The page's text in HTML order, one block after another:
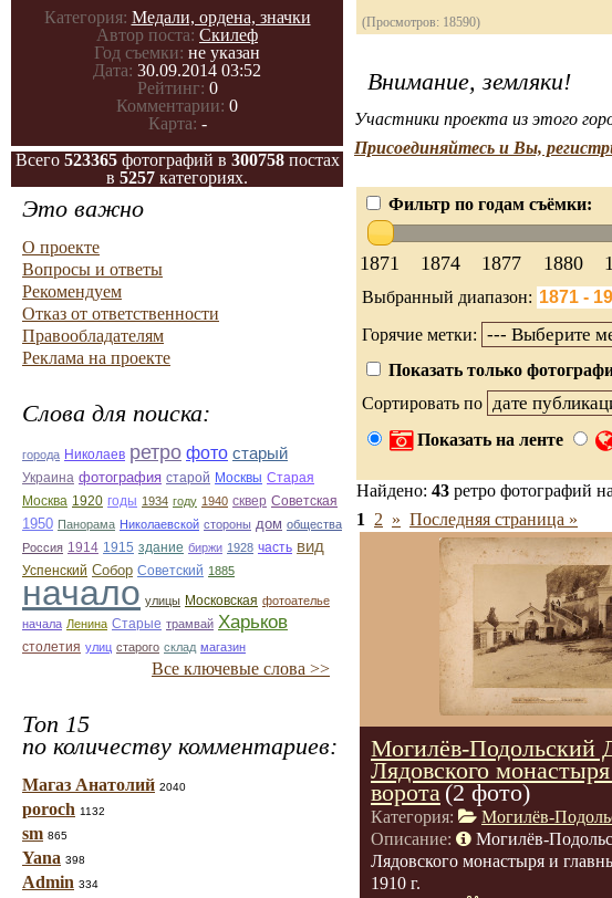
Категория: Медали, ордена, значки
Автор поста: Скилеф
Год съемки: не указан
Дата: 30.09.2014 03:52
Рейтинг: 0
Комментарии: 0
Карта: -
Всего 523365фотографий в 300758постах
в 5257 категориях.
Это важно
О проекте
Вопросы и ответы
Рекомендуем
Отказ от ответственности
Правообладателям
Реклама на проекте
Слова для поиска:
города Николаев ретро фото старый
Украина фотография старой Москвы Старая
Москва 1920 годы 1934 году 1940 сквер Советская
1950 Панорама Николаевской стороны дом общества
Россия 1914 1915 здание биржи 1928 часть вид
Успенский Собор Советский 1885
начало улицы Московская фотоателье
начала Ленина Старые трамвай Харьков
столетия улиц старого склад магазин
Все ключевые слова >>
Топ 15
по количеству комментариев:
Магаз Анатолий 2040
poroch 1132
sm 865
Yana 398
Admin 334
(Просмотров: 18590)
Внимание, земляки!
Участники проекта из этого
Присоединяйтесь и Вы,
Фильтр по годам съёмки:
1871 1874 1877 1880
Выбранный диапазон:
Горячие метки:
Показать только
Сортировать по
Показать на ленте
Найдено: 43 ретро фотографий на
1
2 » Последняя страница »
Могилёв-Подольский
Лядовского
ворота(2 фото)
Категория:
Могилёв-
Описание:
Могилёв-
Лядовского монастыря и
1910 г.